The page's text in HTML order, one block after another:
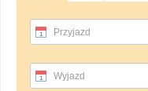
Przyjazd
Wyjazd